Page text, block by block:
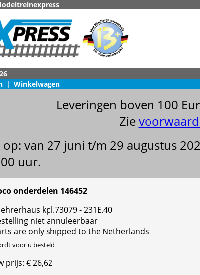
| Winkelwagen
Leveringen boven 100
Zie
op: van 27 juni t/m 29 augustus
uur.
onderdelen 146452
kpl.73079 - 231E.40
niet annuleerbaar
are only shipped to the Netherlands.
voor u besteld
prijs: € 26,62